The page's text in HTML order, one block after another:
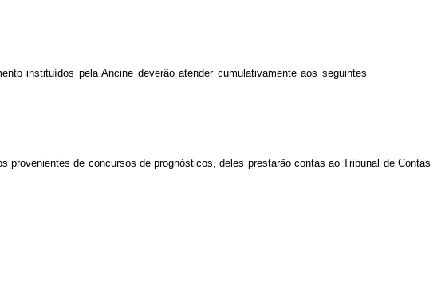
instituídos pela Ancine deverão atender cumulativamente aos seguintes
de concursos de prognósticos, deles prestarão contas ao Tribunal de Contas